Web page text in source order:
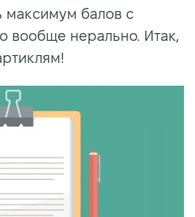
максимум балов с
вообще нерально. Итак,